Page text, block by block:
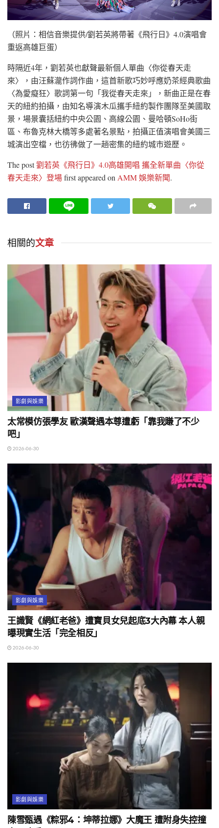
（照片：相信音樂提供/劉若英將帶著《飛行日》4.0演唱會
重返高雄巨蛋）
時隔近4年，劉若英也獻聲最新個人單曲〈你從春天走
來〉，由汪蘇瀧作詞作曲，這首新歌巧妙呼應奶茶經典歌曲
〈為愛癡狂〉歌詞第一句「我從春天走來」，新曲正是在春
天的紐約拍攝，由知名導演木瓜攜手紐約製作團隊至美國取
景，場景囊括紐約中央公園、高線公園、曼哈頓SoHo街
區、布魯克林大橋等多處著名景點，拍攝正值演唱會美國三
城演出空檔，也彷彿做了一趟密集的紐約城市遊歷。
The post劉若英《飛行日》4.0高雄開唱 攜全新單曲〈你從
春天走來〉登場first appeared on AMM 娛樂新聞.
相關的文章
影劇與娛樂
太常模仿張學友 歐漢聲遇本尊遭虧「靠我賺了不少
吧」
2026-06-30
影劇與娛樂
王識賢《網紅老爸》遭寶貝女兒起底3大內幕 本人親
曝現實生活「完全相反」
2026-06-30
影劇與娛樂
陳雪甄遇《粽邪4：坤蒂拉娜》大魔王 遭附身失控撞